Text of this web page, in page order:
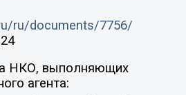
ru/documents/7756/
НКО, выполняющих
агента: